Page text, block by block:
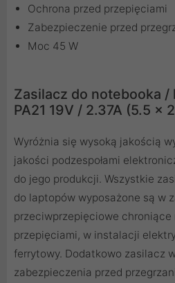
Ochrona przed przepięciami
Zabezpieczenie przed
Moc 45 W
Zasilacz do notebooka /
PA21 19V / 2.37A (5.5 x
Wyróżnia się wysoką jakością
jakości podzespołami
do jego produkcji. Wszystkie
do laptopów wyposażone są w
przeciwprzepięciowe chroniące
przepięciami, w instalacji
ferrytowy. Dodatkowo zasilacz
zabezpieczenia przed